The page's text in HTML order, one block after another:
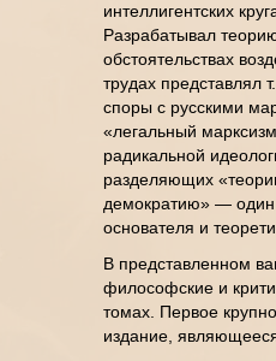
интеллигентских
Разрабатывал
обстоятельствах
трудах представлял
споры с русскими
«легальный
радикальной
разделяющих
демократию» — один
основателя и
В представленном
философские и
томах. Первое
издание,